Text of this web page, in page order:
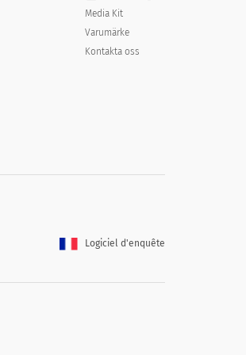
Media Kit
Varumärke
Kontakta oss
Logiciel d'enquête